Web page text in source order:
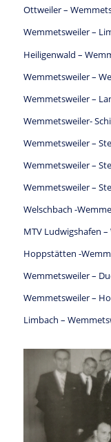
Ottweiler –
Wemmetsweiler –
Heiligenwald –
Wemmetsweiler –
Wemmetsweiler –
Wemmetsweiler-
Wemmetsweiler –
Wemmetsweiler –
Wemmetsweiler –
Welschbach -
MTV Ludwigshafen
Hoppstätten -
Wemmetsweiler –
Wemmetsweiler –
Limbach –